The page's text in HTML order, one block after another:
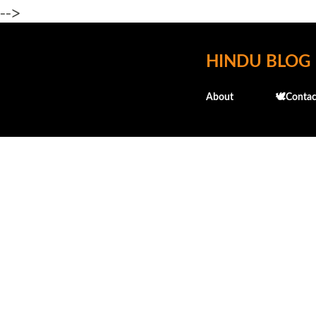
-->
HINDU BLOG
About